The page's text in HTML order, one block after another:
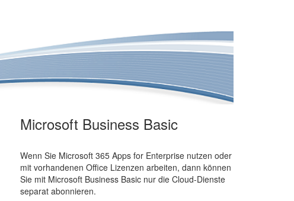
Microsoft Business Basic
Wenn Sie Microsoft 365 Apps for Enterprise nutzen oder
mit vorhandenen Office Lizenzen arbeiten, dann können
Sie mit Microsoft Business Basic nur die Cloud-Dienste
separat abonnieren.